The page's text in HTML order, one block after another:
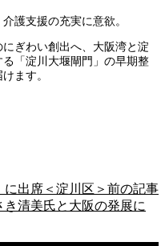
護支援の充実に意欲。
ぎわい創出へ、大阪湾と淀
「淀川大堰閘門」の早期整
ます。
出席＜淀川区＞ 前の記事
清美氏と大阪の発展に